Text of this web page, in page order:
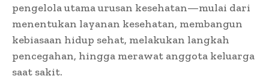
pengelola utama urusan kesehatan—mulai dari
menentukan layanan kesehatan, membangun
kebiasaan hidup sehat, melakukan langkah
pencegahan, hingga merawat anggota keluarga
saat sakit.